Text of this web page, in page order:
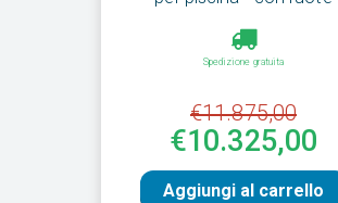
Spedizione gratuita
€11.875,00
€10.325,00
Aggiungi al carrello